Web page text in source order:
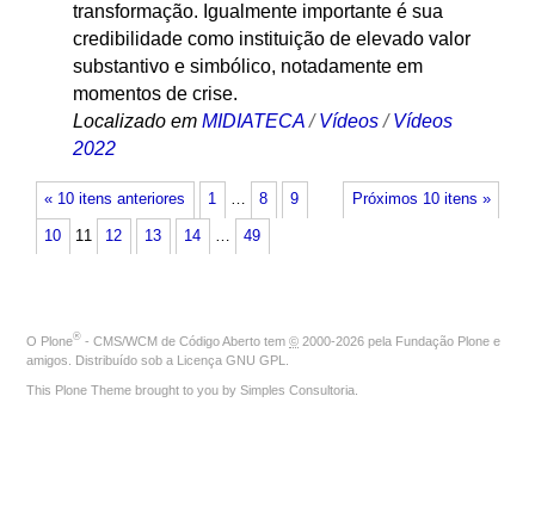
transformação. Igualmente importante é sua
credibilidade como instituição de elevado valor
substantivo e simbólico, notadamente em
momentos de crise.
Localizado em MIDIATECA /Vídeos /Vídeos
2022
« 10 itens anteriores Próximos 10 itens »
1 … 8 9
10 11 12 13 14 … 49
O Plone® - CMS/WCM de Código Aberto tem © 2000-2026 pela Fundação Plone e
amigos. Distribuído sob a Licença GNU GPL
This Plone Theme brought to you by Simples Consultoria